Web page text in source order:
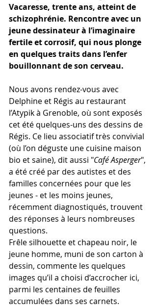
Vacaresse, trente ans, atteint de
schizophrénie. Rencontre avec un
jeune dessinateur à l’imaginaire
fertile et corrosif, qui nous plonge
en quelques traits dans l’enfer
bouillonnant de son cerveau.
Nous avons rendez-vous avec
Delphine et Régis au restaurant
l’Atypik à Grenoble, où sont exposés
cet été quelques-uns des dessins de
Régis. Ce lieu associatif très convivial
(où l’on déguste une cuisine maison
bio et saine), dit aussi "Café Asperger",
a été créé par des autistes et des
familles concernées pour que les
jeunes - et les moins jeunes,
récemment diagnostiqués, trouvent
des réponses à leurs nombreuses
questions.
Frêle silhouette et chapeau noir, le
jeune homme, muni de son carton à
dessin, commente les quelques
images qu’il a choisi d’accrocher ici,
parmi les centaines de feuilles
accumulées dans ses carnets.